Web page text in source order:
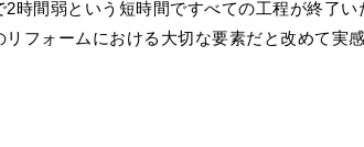
間弱という短時間ですべての工程が終了い
フォームにおける大切な要素だと改めて実